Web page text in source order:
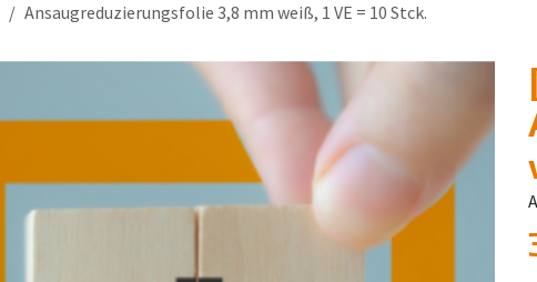
Ansaugreduzierungsfolie 3,8 mm weiß, 1 VE = 10 Stck.